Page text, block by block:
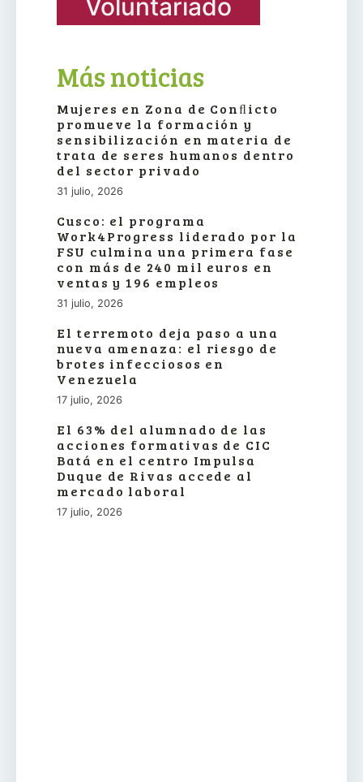
Voluntariado
Más noticias
Mujeres en Zona de Conﬂicto
promueve la formación y
sensibilización en materia de
trata de seres humanos dentro
del sector privado
31 julio, 2026
Cusco: el programa
Work4Progress liderado por la
FSU culmina una primera fase
con más de 240 mil euros en
ventas y 196 empleos
31 julio, 2026
El terremoto deja paso a una
nueva amenaza: el riesgo de
brotes infecciosos en
Venezuela
17 julio, 2026
El 63% del alumnado de las
acciones formativas de CIC
Batá en el centro Impulsa
Duque de Rivas accede al
mercado laboral
17 julio, 2026